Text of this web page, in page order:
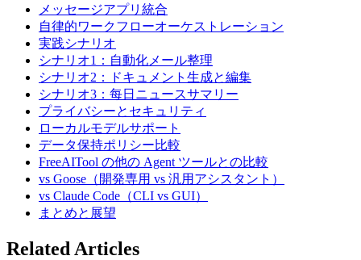
メッセージアプリ統合
自律的ワークフローオーケストレーション
実践シナリオ
シナリオ1：自動化メール整理
シナリオ2：ドキュメント生成と編集
シナリオ3：每日ニュースサマリー
プライバシーとセキュリティ
ローカルモデルサポート
データ保持ポリシー比較
FreeAITool の他の Agent ツールとの比較
vs Goose（開発専用 vs 汎用アシスタント）
vs Claude Code（CLI vs GUI）
まとめと展望
Related Articles